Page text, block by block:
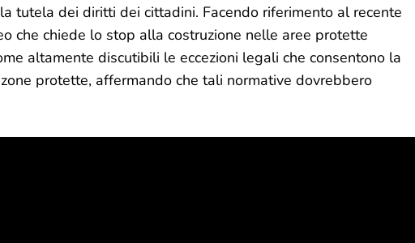
tutela dei diritti dei cittadini. Facendo riferimento al recente
che chiede lo stop alla costruzione nelle aree protette
altamente discutibili le eccezioni legali che consentono la
protette, affermando che tali normative dovrebbero